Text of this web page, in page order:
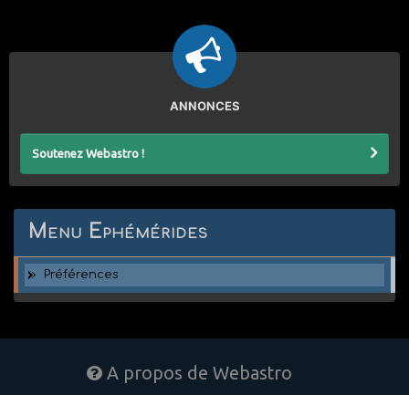
ANNONCES
Soutenez Webastro !
Menu Ephémérides
Préférences
A propos de Webastro